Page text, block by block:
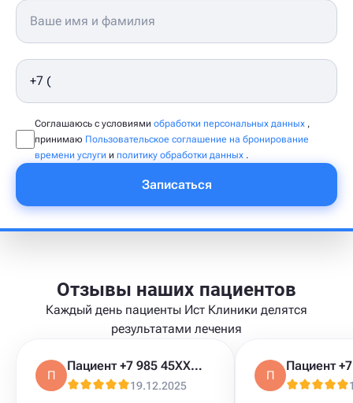
Соглашаюсь с условиями обработки персональных данных ,
принимаю Пользовательское соглашение на бронирование
времени услуги и политику обработки данных .
Записаться
Отзывы наших пациентов
Каждый день пациенты Ист Клиники делятся
результатами лечения
П
Пациент +7 985 45XXXXX
19.12.2025
П